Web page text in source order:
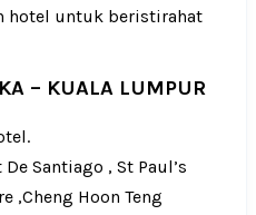
hotel untuk beristirahat
– KUALA LUMPUR
Santiago , St Paul’s
,Cheng Hoon Teng